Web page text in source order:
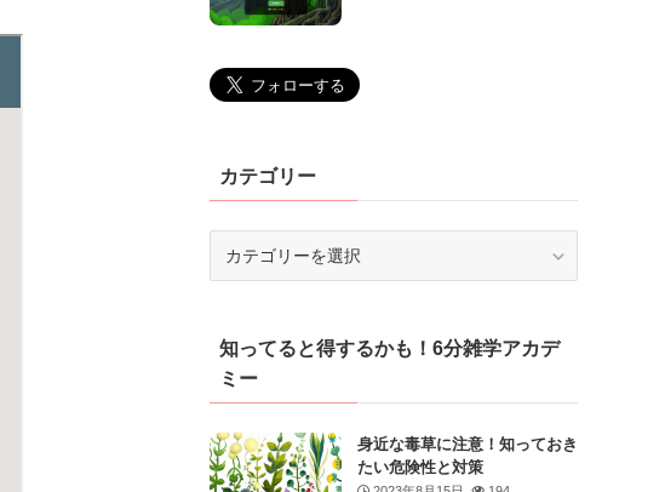
カテゴリー
ー知ってると得するかも！6分雑学アカデ
ミー
身近な毒草に注意！知っておき
たい危険性と対策